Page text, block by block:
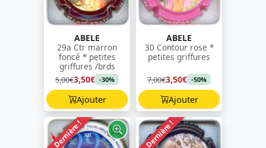
ABELE
29a Ctr marron
foncé * petites
griffures /brds
5,00€3,50€ -30%
Ajouter
ABELE
30 Contour rose *
petites griffures
7,00€3,50€ -50%
Ajouter
Dernière ! Dernière !